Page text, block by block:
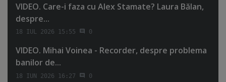
VIDEO. Care-i faza cu Alex Stamate? Laura Bălan,
despre...
18 IUL 2026 15:55 0
VIDEO. Mihai Voinea - Recorder, despre problema
banilor de...
18 IUN 2026 16:27 0